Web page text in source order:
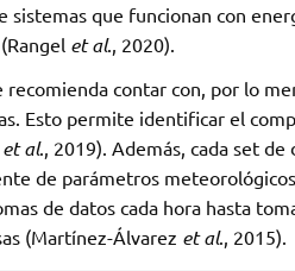
sistemas que funcionan con
et al., 2020).
recomienda contar con, por lo
Esto permite identificar el
et al., 2019). Además, cada set
de parámetros
de datos cada hora hasta
(Martínez-Álvarez et al., 2015).